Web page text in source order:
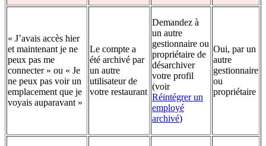
« J’avais accès hier
et maintenant je ne
peux pas me
connecter » ou « Je
ne peux pas voir un
emplacement que je
voyais auparavant »
Le compte a
été archivé par
un autre
utilisateur de
votre restaurant
Demandez à
un autre
gestionnaire ou
propriétaire de
désarchiver
votre profil
(voir
Réintégrer un
employé
archivé)
Oui, par un
autre
gestionnaire
ou
propriétaire